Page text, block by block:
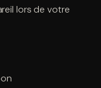
lors de votre